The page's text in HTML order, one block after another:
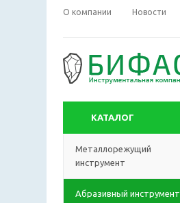
О компании Новости
КАТАЛОГ
Металлорежущий
инструмент
Абразивный инструмент